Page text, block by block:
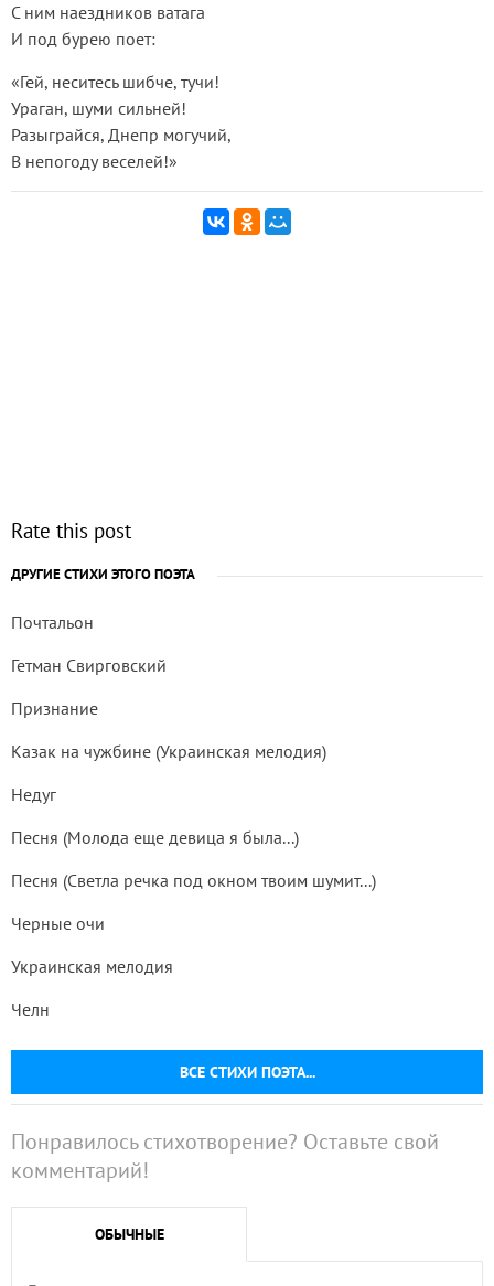
С ним наездников ватага
И под бурею поет:
«Гей, неситесь шибче, тучи!
Ураган, шуми сильней!
Разыграйся, Днепр могучий,
В непогоду веселей!»
Rate this post
ДРУГИЕ СТИХИ ЭТОГО ПОЭТА
ВСЕ СТИХИ ПОЭТА...
Почтальон
Гетман Свирговский
Признание
Казак на чужбине (Украинская мелодия)
Недуг
Песня (Молода еще девица я была...)
Песня (Светла речка под окном твоим шумит...)
Черные очи
Украинская мелодия
Челн
Понравилось стихотворение? Оставьте свой
комментарий!
ОБЫЧНЫЕ